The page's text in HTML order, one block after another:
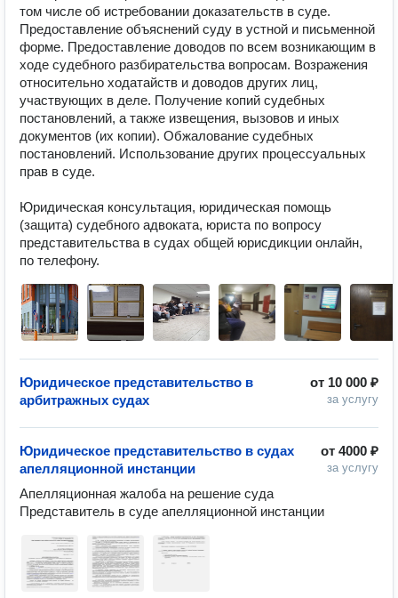
том числе об истребовании доказательств в суде.
Предоставление объяснений суду в устной и письменной
форме. Предоставление доводов по всем возникающим в
ходе судебного разбирательства вопросам. Возражения
относительно ходатайств и доводов других лиц,
участвующих в деле. Получение копий судебных
постановлений, а также извещения, вызовов и иных
документов (их копии). Обжалование судебных
постановлений. Использование других процессуальных
прав в суде.
Юридическая консультация, юридическая помощь
(защита) судебного адвоката, юриста по вопросу
представительства в судах общей юрисдикции онлайн,
от 10 000 ₽
за услугу
Юридическое представительство в
арбитражных судах
от 4000 ₽
за услугу
Юридическое представительство в судах
апелляционной инстанции
Апелляционная жалоба на решение суда
Представитель в суде апелляционной инстанции